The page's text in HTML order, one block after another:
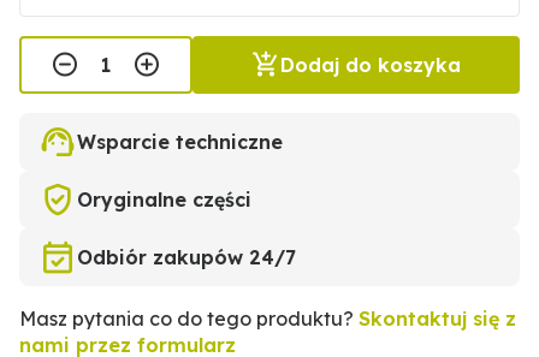
Dodaj do koszyka
Wsparcie techniczne
Oryginalne części
Odbiór zakupów 24/7
Masz pytania co do tego produktu? Skontaktuj się z
nami przez formularz